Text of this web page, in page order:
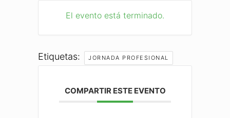
El evento está terminado.
Etiquetas: JORNADA PROFESIONAL
COMPARTIR ESTE EVENTO